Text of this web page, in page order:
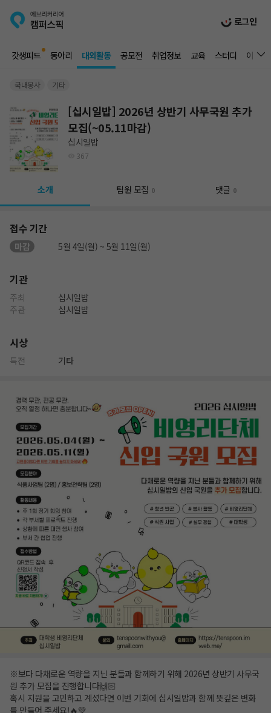
로그인
갓생피드 동아리 대외활동 공모전 취업정보 교육 스터디 이벤트
국내봉사 기타
[십시일밥] 2026년 상반기 사무국원 추가
모집(~05.11마감)
십시일밥
367
소개 팀원 모집 0 댓글 0
접수 기간
마감 5월 4일(월) ~ 5월 11일(월)
기관
주최
십시일밥
주관
십시일밥
시상
특전 기타
※보다 다채로운 역량을 지닌 분들과 함께하기 위해 2026년 상반기 사무국
원 추가 모집을 진행합니다🙌🏻
혹시 지원을 고민하고 계셨다면 이번 기회에 십시일밥과 함께 뜻깊은 변화
를 만들어 주세요!🔥💚